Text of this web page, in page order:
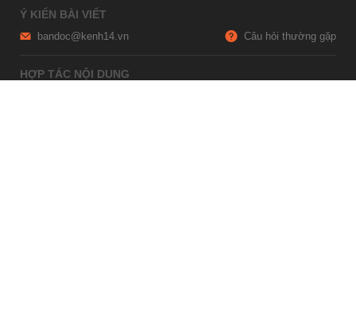
Ý KIẾN BÀI VIẾT
bandoc@kenh14.vn Câu hỏi thường gặp
HỢP TÁC NỘI DUNG